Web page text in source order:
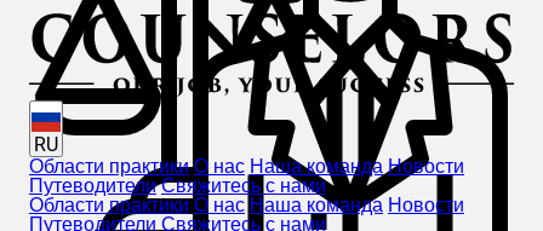
RU
Области практики О нас Наша команда Новости
Путеводители Свяжитесь с нами
Области практики О нас Наша команда Новости
Путеводители Свяжитесь с нами